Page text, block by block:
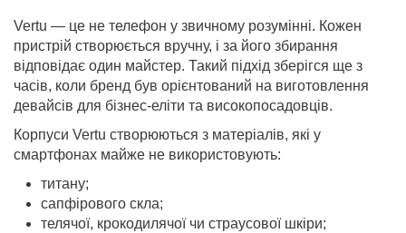
Vertu — це не телефон у звичному розумінні. Кожен
пристрій створюється вручну, і за його збирання
відповідає один майстер. Такий підхід зберігся ще з
часів, коли бренд був орієнтований на виготовлення
девайсів для бізнес-еліти та високопосадовців.
Корпуси Vertu створюються з матеріалів, які у
смартфонах майже не використовують:
титану;
сапфірового скла;
телячої, крокодилячої чи страусової шкіри;